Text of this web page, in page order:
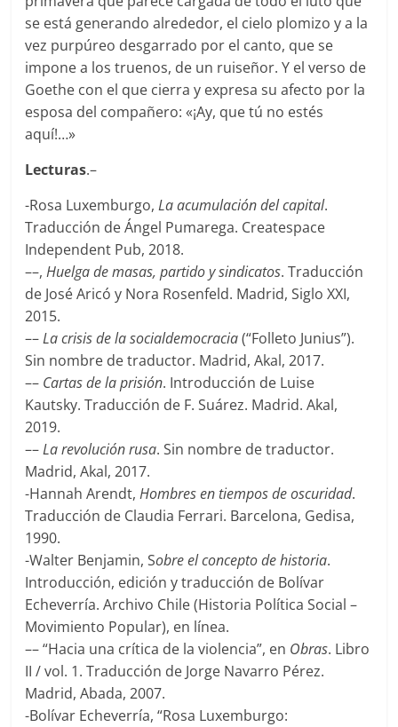
se está generando alrededor, el cielo plomizo y a la
vez purpúreo desgarrado por el canto, que se
impone a los truenos, de un ruiseñor. Y el verso de
Goethe con el que cierra y expresa su afecto por la
esposa del compañero: «¡Ay, que tú no estés
aquí!…»
Lecturas.–
-Rosa Luxemburgo,La acumulación del capital.
Traducción de Ángel Pumarega. Createspace
Independent Pub, 2018.
––,Huelga de masas, partido y sindicatos. Traducción
de José Aricó y Nora Rosenfeld. Madrid, Siglo XXI,
2015.
––La crisis de la socialdemocracia(“Folleto Junius”).
Sin nombre de traductor. Madrid, Akal, 2017.
–– Cartas de la prisión. Introducción de Luise
Kautsky. Traducción de F. Suárez. Madrid. Akal,
2019.
––La revolución rusa. Sin nombre de traductor.
Madrid, Akal, 2017.
-Hannah Arendt,Hombres en tiempos de oscuridad.
Traducción de Claudia Ferrari. Barcelona, Gedisa,
1990.
-Walter Benjamin, Sobre el concepto de historia.
Introducción, edición y traducción de Bolívar
Echeverría. Archivo Chile (Historia Política Social –
Movimiento Popular), en línea.
–– “Hacia una crítica de la violencia”, en Obras. Libro
II / vol. 1. Traducción de Jorge Navarro Pérez.
Madrid, Abada, 2007.
-Bolívar Echeverría, “Rosa Luxemburgo: